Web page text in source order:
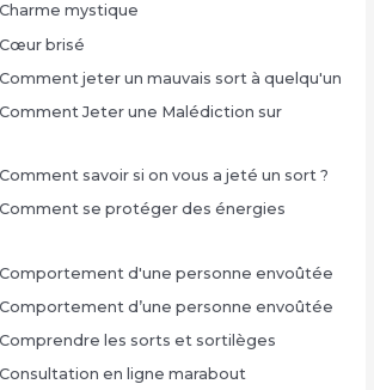
mystique
brisé
jeter un mauvais sort à quelqu'un
Jeter une Malédiction sur
savoir si on vous a jeté un sort ?
se protéger des énergies
d'une personne envoûtée
d’une personne envoûtée
les sorts et sortilèges
en ligne marabout